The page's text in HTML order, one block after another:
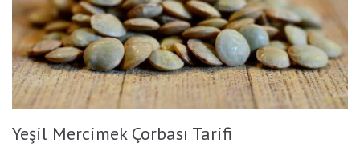
Yeşil Mercimek Çorbası Tarifi